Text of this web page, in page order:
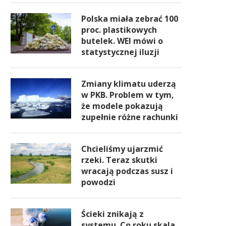
Polska miała zebrać 100
proc. plastikowych
butelek. WEI mówi o
statystycznej iluzji
Zmiany klimatu uderzą
w PKB. Problem w tym,
że modele pokazują
zupełnie różne rachunki
Chcieliśmy ujarzmić
rzeki. Teraz skutki
wracają podczas susz i
powodzi
Ścieki znikają z